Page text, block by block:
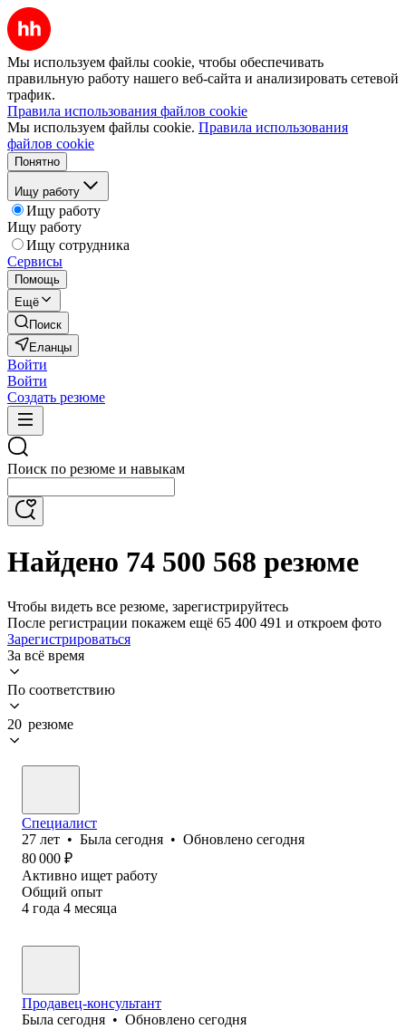
Мы используем файлы cookie, чтобы обеспечивать
правильную работу нашего веб-сайта и анализировать сетевой
трафик.
Правила использования файлов cookie
Мы используем файлы cookie. Правила использования
файлов cookie
Понятно
Ищу работу
Ищу работу
Ищу работу
Ищу сотрудника
Сервисы
Помощь
Ещё
Поиск
Еланцы
Войти
Войти
Создать резюме
Поиск по резюме и навыкам
Найдено 74 500 568 резюме
Чтобы видеть все резюме, зарегистрируйтесь
После регистрации покажем ещё 65 400 491 и откроем фото
Зарегистрироваться
За всё время
По соответствию
20 резюме
Специалист
27 лет • Была сегодня • Обновлено сегодня
80 000 ₽
Активно ищет работу
Общий опыт
4 года 4 месяца
Продавец-консультант
Была сегодня • Обновлено сегодня